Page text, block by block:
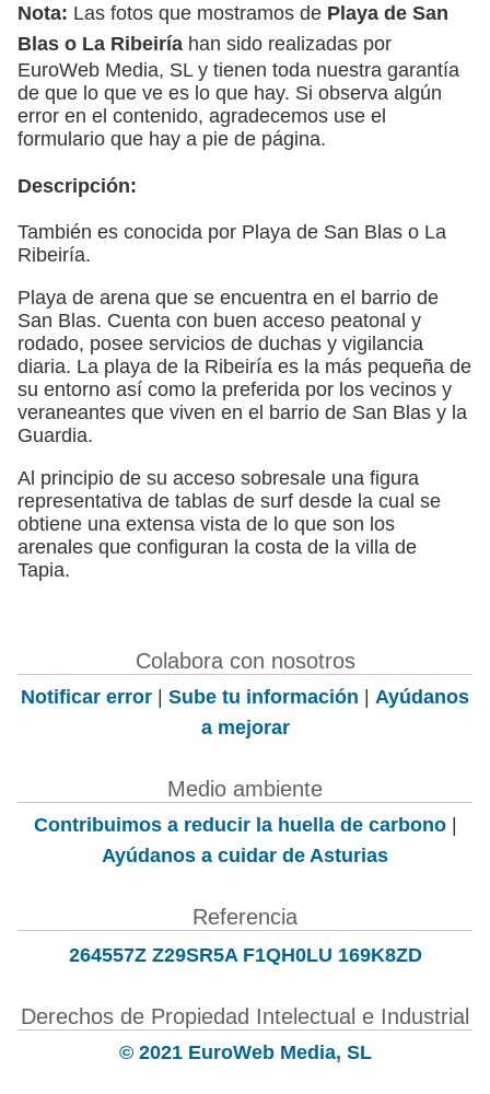
Nota: Las fotos que mostramos de Playa de San
Blas o La Ribeiría han sido realizadas por
EuroWeb Media, SL y tienen toda nuestra garantía
de que lo que ve es lo que hay. Si observa algún
error en el contenido, agradecemos use el
formulario que hay a pie de página.
Descripción:
También es conocida por Playa de San Blas o La
Ribeiría.
Playa de arena que se encuentra en el barrio de
San Blas. Cuenta con buen acceso peatonal y
rodado, posee servicios de duchas y vigilancia
diaria. La playa de la Ribeiría es la más pequeña de
su entorno así como la preferida por los vecinos y
veraneantes que viven en el barrio de San Blas y la
Guardia.
Al principio de su acceso sobresale una figura
representativa de tablas de surf desde la cual se
obtiene una extensa vista de lo que son los
arenales que configuran la costa de la villa de
Tapia.
Colabora con nosotros
Notificar error | Sube tu información | Ayúdanos
a mejorar
Medio ambiente
Contribuimos a reducir la huella de carbono|
Ayúdanos a cuidar de Asturias
Referencia
264557Z Z29SR5A F1QH0LU 169K8ZD
Derechos de Propiedad Intelectual e Industrial
© 2021 EuroWeb Media, SL